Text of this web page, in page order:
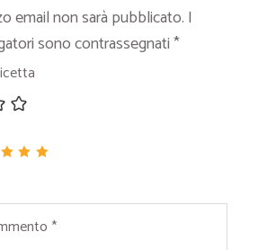
email non sarà pubblicato. I
sono contrassegnati*